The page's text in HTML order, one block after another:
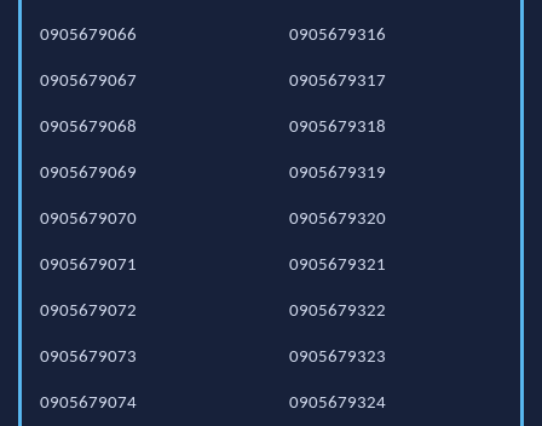
0905679066
0905679067
0905679068
0905679069
0905679070
0905679071
0905679072
0905679073
0905679074
0905679316
0905679317
0905679318
0905679319
0905679320
0905679321
0905679322
0905679323
0905679324